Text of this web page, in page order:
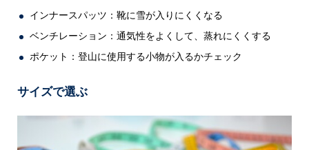
インナースパッツ：靴に雪が入りにくくなる
ベンチレーション：通気性をよくして、蒸れにくくする
ポケット：登山に使用する小物が入るかチェック
サイズで選ぶ